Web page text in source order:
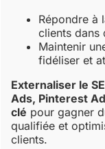
Répondre à
clients dans
Maintenir
fidéliser et
Externaliser le
Ads, Pinterest
clé pour gagner
qualifiée et
clients.